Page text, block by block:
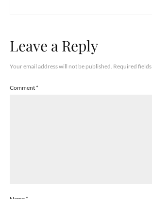
Leave a Reply
Your email address will not be published. Required
Comment*